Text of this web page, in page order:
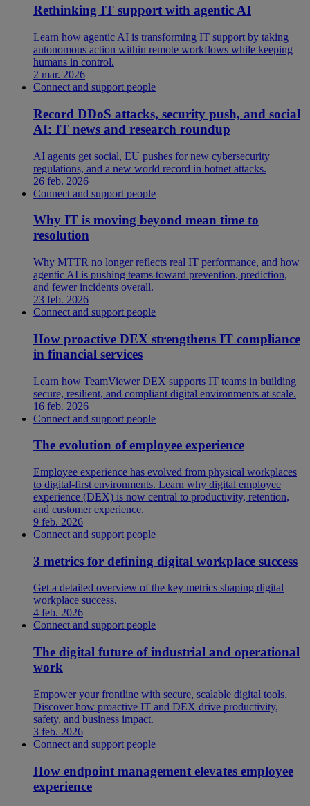
Rethinking IT support with agentic AI
Learn how agentic AI is transforming IT support by taking
autonomous action within remote workflows while keeping
humans in control.
2 mar. 2026
Connect and support people
Record DDoS attacks, security push, and social
AI: IT news and research roundup
AI agents get social, EU pushes for new cybersecurity
regulations, and a new world record in botnet attacks.
26 feb. 2026
Connect and support people
Why IT is moving beyond mean time to
resolution
Why MTTR no longer reflects real IT performance, and how
agentic AI is pushing teams toward prevention, prediction,
and fewer incidents overall.
23 feb. 2026
Connect and support people
How proactive DEX strengthens IT compliance
in financial services
Learn how TeamViewer DEX supports IT teams in building
secure, resilient, and compliant digital environments at scale.
16 feb. 2026
Connect and support people
The evolution of employee experience
Employee experience has evolved from physical workplaces
to digital-first environments. Learn why digital employee
experience (DEX) is now central to productivity, retention,
and customer experience.
9 feb. 2026
Connect and support people
3 metrics for defining digital workplace success
Get a detailed overview of the key metrics shaping digital
workplace success.
4 feb. 2026
Connect and support people
The digital future of industrial and operational
work
Empower your frontline with secure, scalable digital tools.
Discover how proactive IT and DEX drive productivity,
safety, and business impact.
3 feb. 2026
Connect and support people
How endpoint management elevates employee
experience